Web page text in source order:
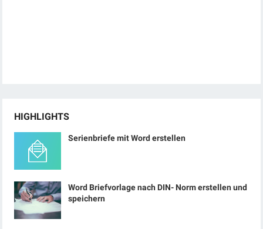
HIGHLIGHTS
Serienbriefe mit Word erstellen
Word Briefvorlage nach DIN- Norm erstellen und
speichern